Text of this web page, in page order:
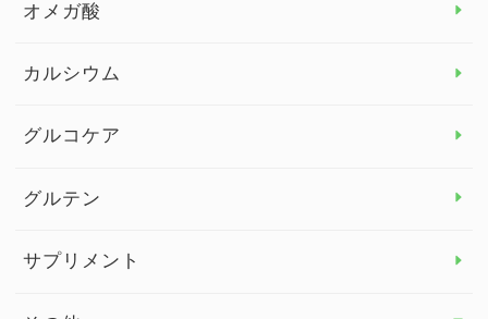
オメガ酸
カルシウム
グルコケア
グルテン
サプリメント